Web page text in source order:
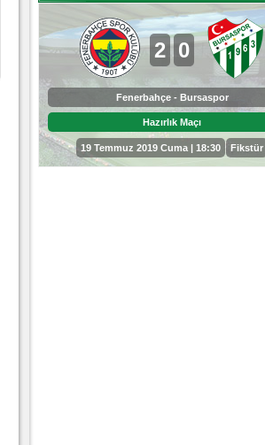
Hoş geldin Güneş bebek!
Teksas tribününden Sadettin Çetinoğlu'nu
2 0
Fenerbahçe - Bursaspor
Hazırlık Maçı
19 Temmuz 2019 Cuma | 18:30 Fikstür